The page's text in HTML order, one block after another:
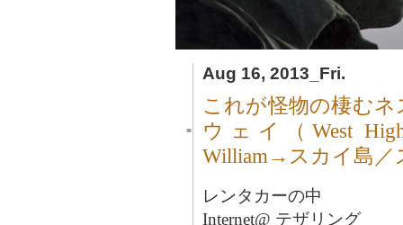
Aug 16, 2013_Fri.
■
これが怪物の棲む
ウェイ（West
William→スカイ島／
レンタカーの中
Internet@ テザリング